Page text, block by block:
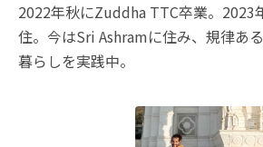
2022年秋にZuddha TTC卒業。2023
住。今はSri Ashramに住み、規律あ
暮らしを実践中。